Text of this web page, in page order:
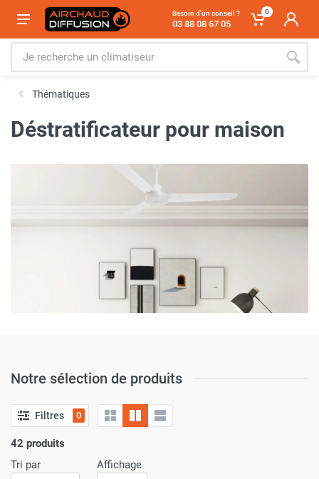
Besoin d'un conseil ?
03 88 08 67 05
0
Thématiques
Déstratificateur pour maison
Notre sélection de produits
Filtres 0
42 produits
Tri par
Affichage